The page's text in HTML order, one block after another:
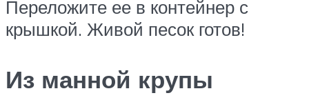
Переложите ее в контейнер с
крышкой. Живой песок готов!
Из манной крупы